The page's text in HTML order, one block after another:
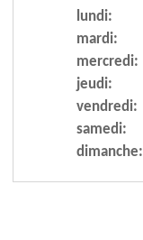
lundi:
mardi:
mercredi:
jeudi:
vendredi:
samedi:
dimanche: